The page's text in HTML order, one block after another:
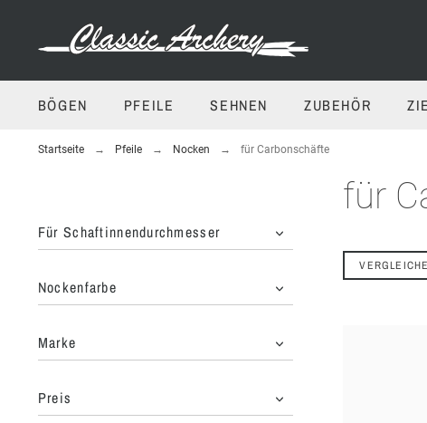
BÖGEN PFEILE SEHNEN ZUBEHÖR
Startseite Pfeile Nocken für Carbonschäfte
Für Schaftinnendurchmesser
Nockenfarbe
Marke
Preis
für